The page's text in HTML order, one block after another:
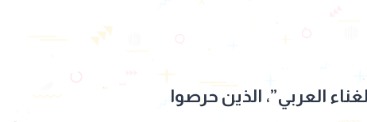
العربي”، الذين حرصوا